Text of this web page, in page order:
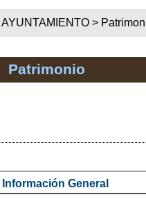
AYUNTAMIENTO >
Patrimonio
Información General